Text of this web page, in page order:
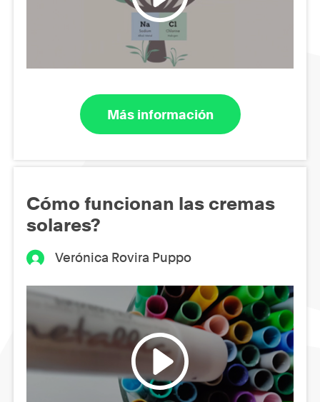
Más información
Cómo funcionan las cremas
solares?
Verónica Rovira Puppo